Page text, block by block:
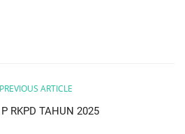
PREVIOUS ARTICLE
RKPD TAHUN 2025